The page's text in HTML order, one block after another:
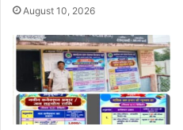
August 10, 2026